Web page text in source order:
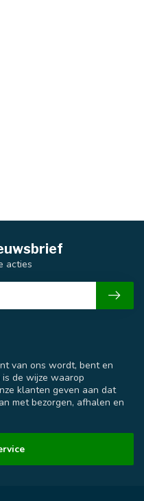
van ons wordt, bent en
de wijze waarop
klanten geven aan dat
met bezorgen, afhalen en
acties